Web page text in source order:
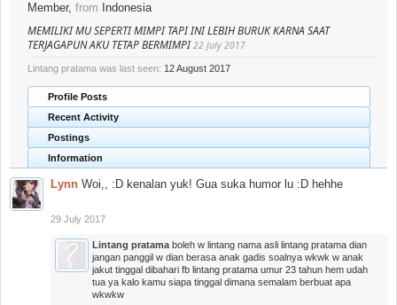
Member, from Indonesia
MEMILIKI MU SEPERTI MIMPI TAPI INI LEBIH BURUK KARNA SAAT
TERJAGAPUN AKU TETAP BERMIMPI22 July 2017
Lintang pratama was last seen: 12 August 2017
Profile Posts
Recent Activity
Postings
Information
Lynn Woi,, :D kenalan yuk! Gua suka humor lu :D hehhe
29 July 2017
Lintang pratama boleh w lintang nama asli lintang pratama dian
jangan panggil w dian berasa anak gadis soalnya wkwk w anak
jakut tinggal dibahari fb lintang pratama umur 23 tahun hem udah
tua ya kalo kamu siapa tinggal dimana semalam berbuat apa
wkwkw